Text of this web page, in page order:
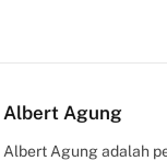
Albert Agung
Albert Agung adalah